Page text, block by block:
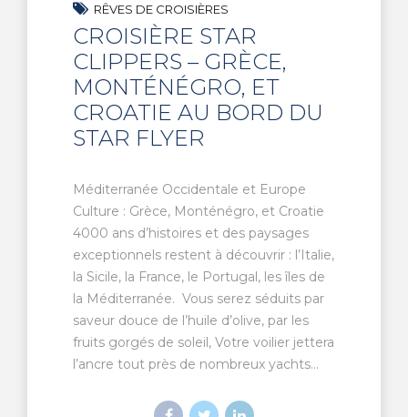
RÊVES DE CROISIÈRES
CROISIÈRE STAR
CLIPPERS – GRÈCE,
MONTÉNÉGRO, ET
CROATIE AU BORD DU
STAR FLYER
Méditerranée Occidentale et Europe
Culture : Grèce, Monténégro, et Croatie
4000 ans d’histoires et des paysages
exceptionnels restent à découvrir : l’Italie,
la Sicile, la France, le Portugal, les îles de
la Méditerranée. Vous serez séduits par
saveur douce de l’huile d’olive, par les
fruits gorgés de soleil, Votre voilier jettera
l’ancre tout près de nombreux yachts...